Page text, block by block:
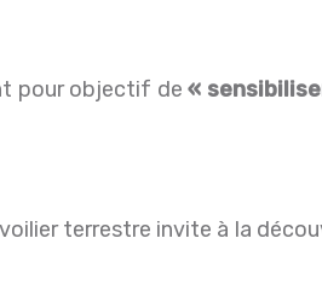
pour objectif de«
terrestre invite à la